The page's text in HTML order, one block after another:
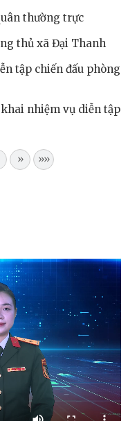
thường trực
thủ xã Đại Thanh
tập chiến đấu phòng
nhiệm vụ diễn tập
» »»